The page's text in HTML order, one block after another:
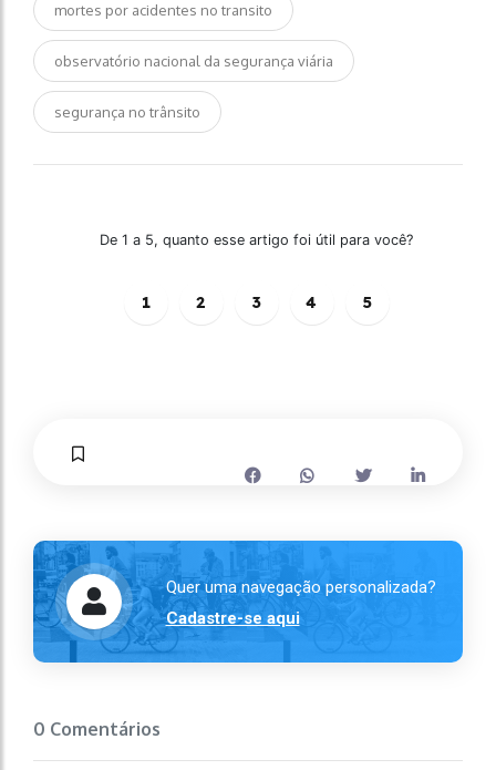
mortes por acidentes no transito
observatório nacional da segurança viária
segurança no trânsito
De 1 a 5, quanto esse artigo foi útil para você?
1 2 3 4 5
Quer uma navegação personalizada?
Cadastre-se aqui
0 Comentários